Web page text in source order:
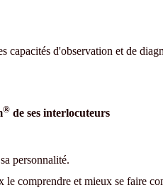
capacités d'observation et de
®de ses interlocuteurs
personnalité.
comprendre et mieux se faire